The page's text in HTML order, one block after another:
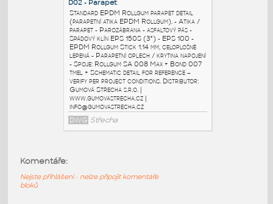
D01 — Standard Composition:
Standard EPDM Rollgum flat roof EPS
composition (běžná skladba ploché střechy
EPDM Rollgum). - Betonový záklop /
monolit, penetrace - Parotěsná zábrana -
asfaltový pás - Spádový klín EPS 150S
(3%), EPS 100 (2 vrstvy) - EPDM Rollgum
Stick 1.14 mm, celoplošně lepená - Spoje:SA
008 Max lepidlo Bond 007 tmel + Rollgum
Schematic detail for reference – verify per
project conditions. Distributor: Gumová
Střecha s.r.o. | www.gumovastrecha.cz |
Komentáře:
Nejste přihlášeni - nelze připojit komentáře
bloků